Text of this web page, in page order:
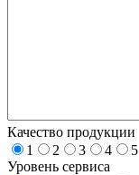
Качество продукции
1
2 3 4
5
Уровень сервиса